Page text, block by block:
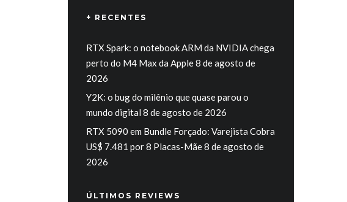
+ RECENTES
RTX Spark: o notebook ARM da NVIDIA chega
perto do M4 Max da Apple8 de agosto de
2026
Y2K: o bug do milênio que quase parou o
mundo digital 8 de agosto de 2026
RTX 5090 em Bundle Forçado: Varejista Cobra
US$ 7.481 por 8 Placas-Mãe8 de agosto de
2026
ÚLTIMOS REVIEWS